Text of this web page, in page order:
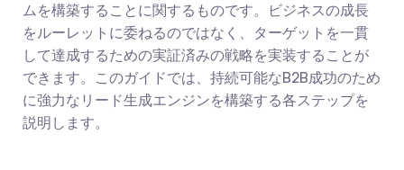
ムを構築することに関するものです。ビジネスの成長
をルーレットに委ねるのではなく、ターゲットを一貫
して達成するための実証済みの戦略を実装することが
できます。このガイドでは、持続可能なB2B成功のため
に強力なリード生成エンジンを構築する各ステップを
説明します。